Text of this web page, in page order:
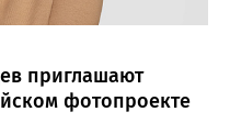
приглашают
фотопроекте